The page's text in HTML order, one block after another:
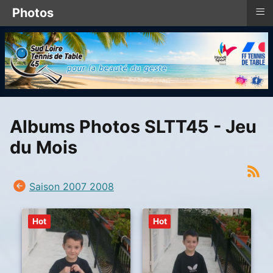
Albums Photos SLTT45 - Jeu
du Mois
Saison 2007 2008
Hot Hot
Photos ≡